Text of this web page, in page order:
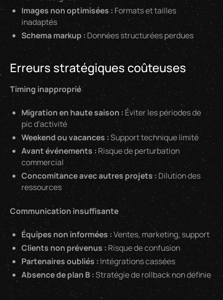
Images non optimisées : Formats et tailles
inadaptés
Schema markup :Données structurées perdues
Erreurs stratégiques coûteuses
Timing inapproprié
Migration en haute saison : Éviter les périodes de
pic d'activité
Weekend ou vacances :Support technique limité
Avant événements : Risque de perturbation
commercial
Concomitance avec autres projets : Dilution des
ressources
Communication insuffisante
Équipes non informées :Ventes, marketing, support
Clients non prévenus :Risque de confusion
Partenaires oubliés :Intégrations cassées
Absence de plan B :Stratégie de rollback non définie